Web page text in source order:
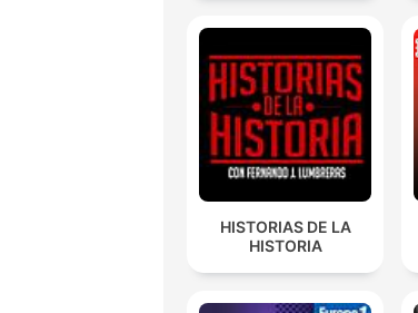
HISTORIAS DE LA
HISTORIA